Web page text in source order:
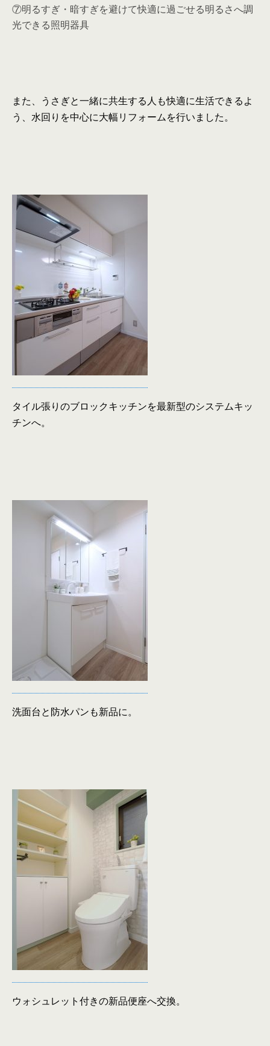
⑦明るすぎ・暗すぎを避けて快適に過ごせる明るさへ調
光できる照明器具
また、うさぎと一緒に共生する人も快適に生活できるよ
う、水回りを中心に大幅リフォームを行いました。
タイル張りのブロックキッチンを最新型のシステムキッ
チンへ。
洗面台と防水パンも新品に。
ウォシュレット付きの新品便座へ交換。